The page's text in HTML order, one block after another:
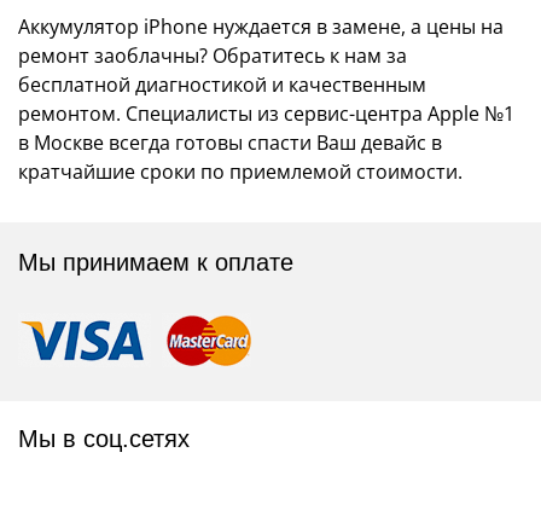
Аккумулятор iPhone нуждается в замене, а цены на
ремонт заоблачны? Обратитесь к нам за
бесплатной диагностикой и качественным
ремонтом. Специалисты из сервис-центра Apple №1
в Москве всегда готовы спасти Ваш девайс в
кратчайшие сроки по приемлемой стоимости.
Мы принимаем к оплате
Мы в соц.сетях